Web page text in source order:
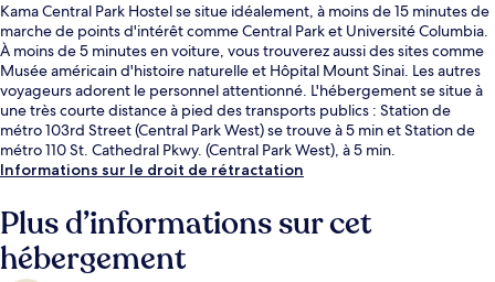
Kama Central Park Hostel se situe idéalement, à moins de 15 minutes de
marche de points d'intérêt comme Central Park et Université Columbia.
À moins de 5 minutes en voiture, vous trouverez aussi des sites comme
Musée américain d'histoire naturelle et Hôpital Mount Sinai. Les autres
voyageurs adorent le personnel attentionné. L'hébergement se situe à
une très courte distance à pied des transports publics : Station de
métro 103rd Street (Central Park West) se trouve à 5 min et Station de
métro 110 St. Cathedral Pkwy. (Central Park West), à 5 min.
Informations sur le droit de rétractation
Plus d’informations sur cet
hébergement